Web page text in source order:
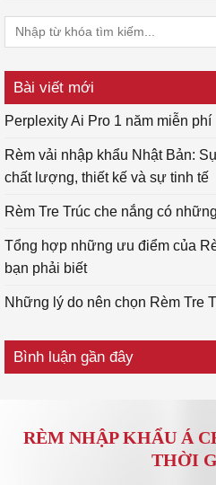
Bài viết mới
Perplexity Ai Pro 1 năm miễn phí
Rèm vải nhập khẩu Nhật Bản:
chất lượng, thiết kế và sự tinh tế
Rèm Tre Trúc che nắng có
Tổng hợp những ưu điểm của
bạn phải biết
Những lý do nên chọn Rèm Tre
Bình luận gần đây
RÈM NHẬP KHẨU Á
THỜI